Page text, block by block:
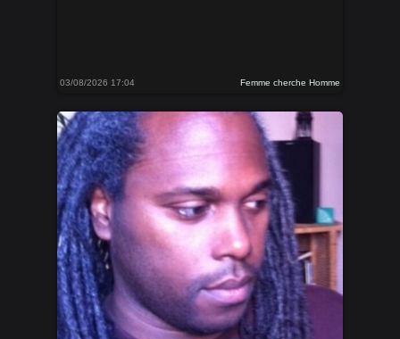
03/08/2026 17:04 Femme cherche Homme